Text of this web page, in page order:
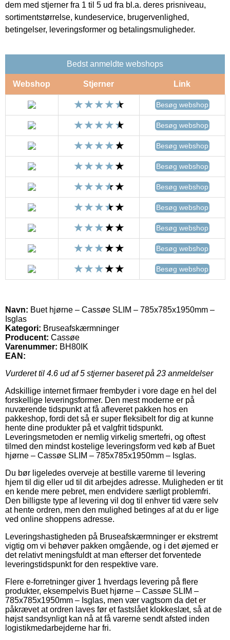
dem med stjerner fra 1 til 5 ud fra bl.a. deres prisniveau,
sortimentstørrelse, kundeservice, brugervenlighed,
betingelser, leveringsformer og betalingsmuligheder.
Bedst anmeldte webshops
Webshop Stjerner Link
Besøg webshop
Besøg webshop
Besøg webshop
Besøg webshop
Besøg webshop
Besøg webshop
Besøg webshop
Besøg webshop
Besøg webshop
Navn: Buet hjørne – Cassøe SLIM – 785x785x1950mm –
Isglas
Kategori: Bruseafskærmninger
Producent: Cassøe
Varenummer: BH80IK
EAN:
Vurderet til 4.6 ud af 5 stjerner baseret på 23 anmeldelser
Adskillige internet firmaer frembyder i vore dage en hel del
forskellige leveringsformer. Den mest moderne er på
nuværende tidspunkt at få afleveret pakken hos en
pakkeshop, fordi det så er super fleksibelt for dig at kunne
hente dine produkter på et valgfrit tidspunkt.
Leveringsmetoden er nemlig virkelig smertefri, og oftest
tilmed den mindst kostelige leveringsform ved køb af Buet
hjørne – Cassøe SLIM – 785x785x1950mm – Isglas.
Du bør ligeledes overveje at bestille varerne til levering
hjem til dig eller ud til dit arbejdes adresse. Muligheden er tit
en kende mere pebret, men endvidere særligt problemfri.
Den billigste type af levering vil dog til enhver tid være selv
at hente ordren, men den mulighed betinges af at du er lige
ved online shoppens adresse.
Leveringshastigheden på Bruseafskærmninger er ekstremt
vigtig om vi behøver pakken omgående, og i det øjemed er
det relativt meningsfuldt at man efterser det forventede
leveringstidspunkt for den respektive vare.
Flere e-forretninger giver 1 hverdags levering på flere
produkter, eksempelvis Buet hjørne – Cassøe SLIM –
785x785x1950mm – Isglas, men vær vagtsom da det er
påkrævet at ordren laves før et fastslået klokkeslæt, så at de
højst sandsynligt kan nå at få varerne sendt afsted inden
logistikmedarbejderne har fri.